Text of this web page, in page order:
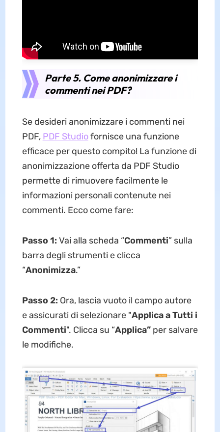
Parte 5. Come anonimizzare i
commenti nei PDF?
Se desideri anonimizzare i commenti nei
PDF, PDF Studiofornisce una funzione
efficace per questo compito! La funzione di
anonimizzazione offerta da PDF Studio
permette di rimuovere facilmente le
informazioni personali contenute nei
commenti. Ecco come fare:
Passo 1: Vai alla scheda “Commenti” sulla
barra degli strumenti e clicca
“Anonimizza.”
Passo 2: Ora, lascia vuoto il campo autore
e assicurati di selezionare "Applica a Tutti i
Commenti". Clicca su “Applica”per salvare
le modifiche.